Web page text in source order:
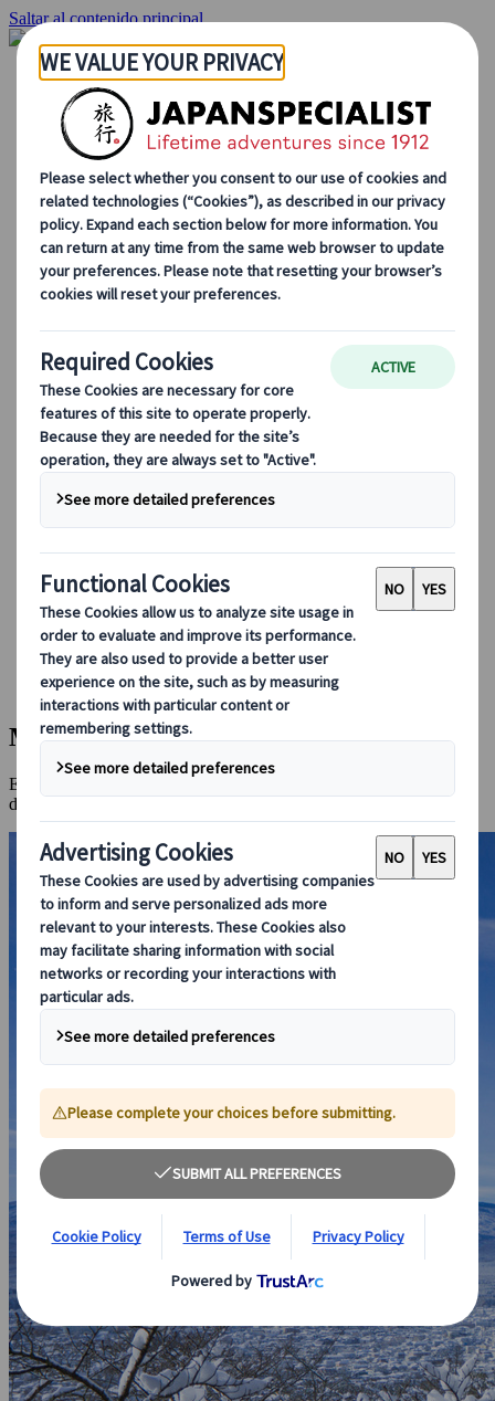
Saltar al contenido principal
Inicio
Viajes
Viajes a medida
Viajes de autor
Fly & Drive
Circuitos organizados
Excursiones
Tours de grupo a medida
Japan Rail Pass
Cómo trabajamos
Sobre nosotros
Nuestro equipo
Blog
Consejos de viaje para cada temporada
Destinos destacados
Perspectivas culturales
Experiencias gastronómicas
Recorre Japón en tren
Preguntas frecuentes
Información práctica
Etiqueta en Japón
Conducir en Japón
Reservar con nosotros
Japan Rail Pass
Alojamiento
Asesoramiento virtual
Japanspecialist
Destinos
Todos los destinos
Monte Fuji
Monte Fuji
El monte sagrado más famoso de Japón, ícono natural y espiritual
del país.